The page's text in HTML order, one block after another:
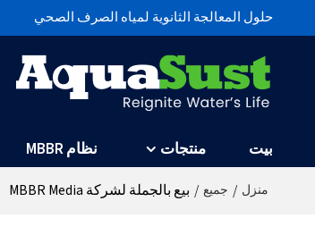
حلول المعالجة الثانوية لمياه الصرف الصحي
بيت منتجات نظام MBBR
منزل / جميع / بيع بالجملة لشركة MBBR Media